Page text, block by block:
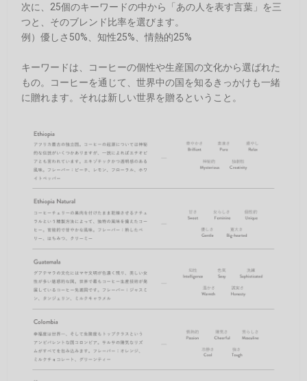
次に、25個のキーワードの中から「あの人を表す言葉」を三
つと、そのブレンド比率を選びます。
例）優しさ50%、知性25%、情熱的25%
キーワードは、コーヒーの個性や生産国の文化から選ばれた
もの。コーヒーを通じて、世界中の国を知るきっかけも一緒
に贈れます。それは新しい世界を贈るということ。